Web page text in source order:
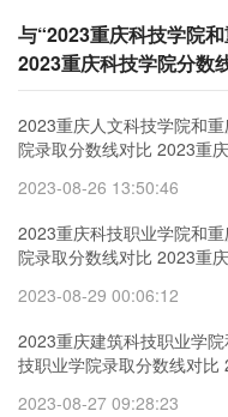
与“2023重庆科技学院
2023重庆科技学院分数
2023重庆人文科技学院和
院录取分数线对比 2023重
2023-08-26 13:50:46
2023重庆科技职业学院和
院录取分数线对比 2023重
2023-08-29 00:06:12
2023重庆建筑科技职业学
技职业学院录取分数线对比
2023-08-27 09:28:23